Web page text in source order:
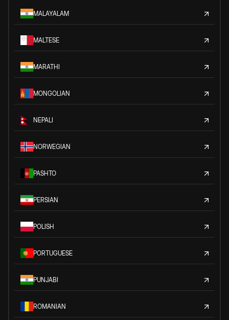
MALAYALAM
MALTESE
MARATHI
MONGOLIAN
NEPALI
NORWEGIAN
PASHTO
PERSIAN
POLISH
PORTUGUESE
PUNJABI
ROMANIAN